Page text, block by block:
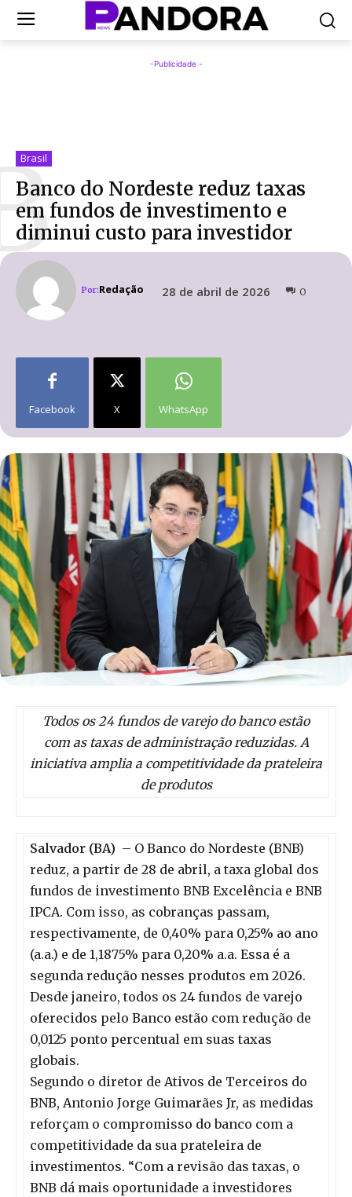
-Publicidade -
Brasil
Banco do Nordeste reduz taxas
em fundos de investimento e
diminui custo para investidor
Por:Redação 28 de abril de 2026 0
Facebook X WhatsApp
Todos os 24 fundos de varejo do banco estão
com as taxas de administração reduzidas. A
iniciativa amplia a competitividade da prateleira
de produtos
Salvador (BA) – O Banco do Nordeste (BNB)
reduz, a partir de 28 de abril, a taxa global dos
fundos de investimento BNB Excelência e BNB
IPCA. Com isso, as cobranças passam,
respectivamente, de 0,40% para 0,25% ao ano
(a.a.) e de 1,1875% para 0,20% a.a. Essa é a
segunda redução nesses produtos em 2026.
Desde janeiro, todos os 24 fundos de varejo
oferecidos pelo Banco estão com redução de
0,0125 ponto percentual em suas taxas
globais.
Segundo o diretor de Ativos de Terceiros do
BNB, Antonio Jorge Guimarães Jr, as medidas
reforçam o compromisso do banco com a
competitividade da sua prateleira de
investimentos. “Com a revisão das taxas, o
BNB dá mais oportunidade a investidores